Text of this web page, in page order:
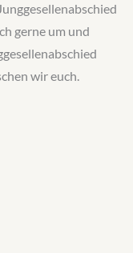
gerne um und
wir euch.